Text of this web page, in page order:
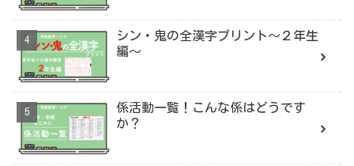
シン・鬼の全漢字プリント〜２年生
編〜
係活動一覧！こんな係はどうです
か？